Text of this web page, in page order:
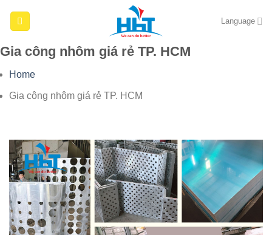
Language
Gia công nhôm giá rẻ TP. HCM
Home
Gia công nhôm giá rẻ TP. HCM